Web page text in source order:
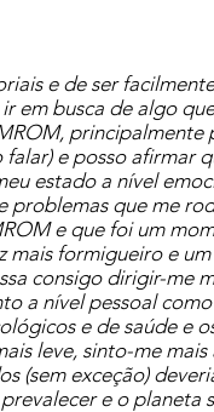
e de ser
em busca de algo
e posso afirmar
estado a nível
que me
e que foi um
formigueiro e
consigo dirigir-me
a nível pessoal
e de saúde e
leve, sinto-me
(sem exceção)
e o planeta